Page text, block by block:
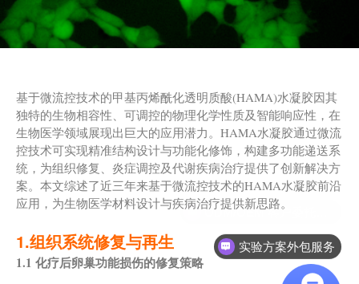
基于微流控技术的甲基丙烯酰化透明质酸(HAMA)水凝胶因其
独特的生物相容性、可调控的物理化学性质及智能响应性，在
生物医学领域展现出巨大的应用潜力。HAMA水凝胶通过微流
控技术可实现精准结构设计与功能化修饰，构建多功能递送系
统，为组织修复、炎症调控及代谢疾病治疗提供了创新解决方
案。本文综述了近三年来基于微流控技术的HAMA水凝胶前沿
应用，为生物医学材料设计与疾病治疗提供新思路。
1.组织系统修复与再生
1.1 化疗后卵巢功能损伤的修复策略
实验方案外包服务